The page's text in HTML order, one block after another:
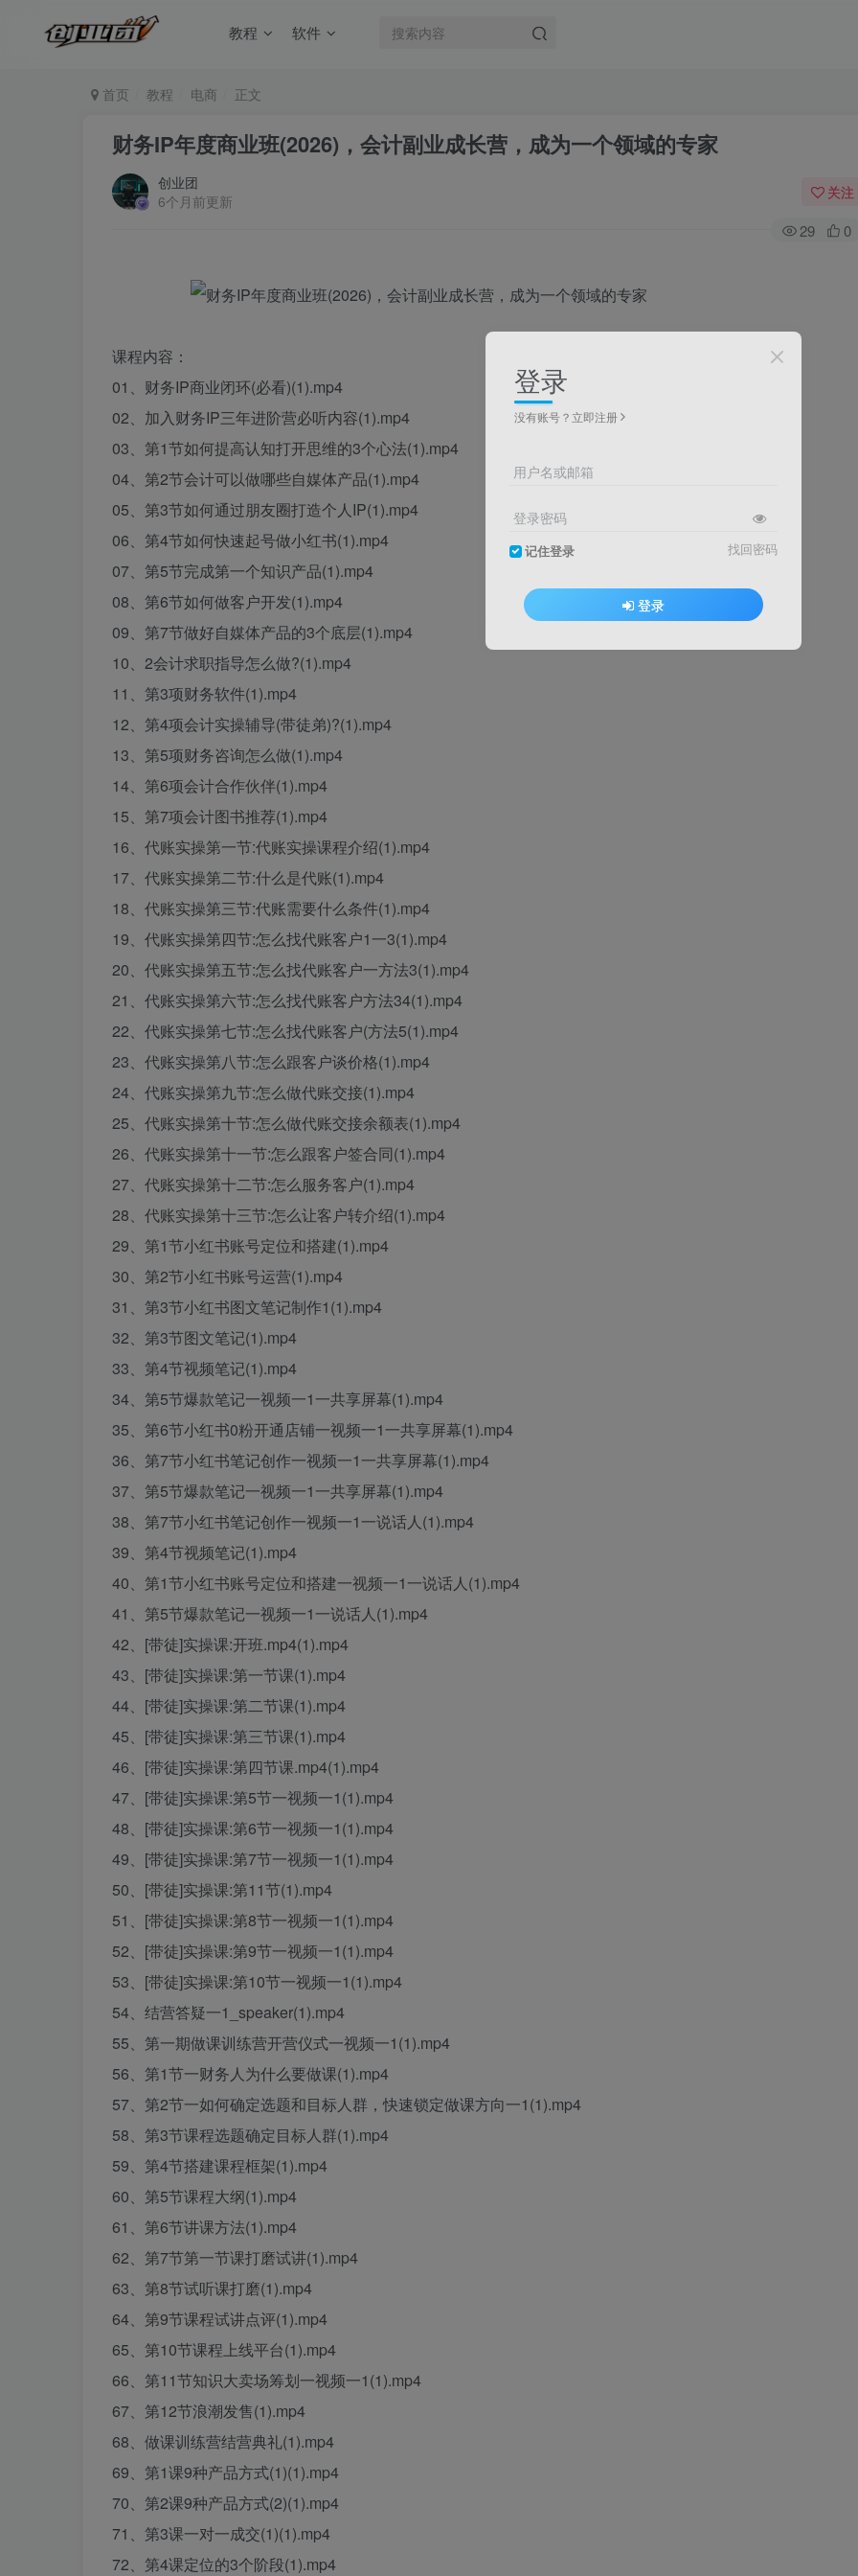
教程 软件
首页 教程 电商 正文
财务IP年度商业班(2026)，会计副业成长营，成为一个领域的专家
创业团
6个月前更新
关注
29 0
课程内容：
01、财务IP商业闭环(必看)(1).mp4
02、加入财务IP三年进阶营必听内容(1).mp4
03、第1节如何提高认知打开思维的3个心法(1).mp4
04、第2节会计可以做哪些自媒体产品(1).mp4
05、第3节如何通过朋友圈打造个人IP(1).mp4
06、第4节如何快速起号做小红书(1).mp4
07、第5节完成第一个知识产品(1).mp4
08、第6节如何做客户开发(1).mp4
09、第7节做好自媒体产品的3个底层(1).mp4
10、2会计求职指导怎么做?(1).mp4
11、第3项财务软件(1).mp4
12、第4项会计实操辅导(带徒弟)?(1).mp4
13、第5项财务咨询怎么做(1).mp4
14、第6项会计合作伙伴(1).mp4
15、第7项会计图书推荐(1).mp4
16、代账实操第一节:代账实操课程介绍(1).mp4
17、代账实操第二节:什么是代账(1).mp4
18、代账实操第三节:代账需要什么条件(1).mp4
19、代账实操第四节:怎么找代账客户1一3(1).mp4
20、代账实操第五节:怎么找代账客户一方法3(1).mp4
21、代账实操第六节:怎么找代账客户方法34(1).mp4
22、代账实操第七节:怎么找代账客户(方法5(1).mp4
23、代账实操第八节:怎么跟客户谈价格(1).mp4
24、代账实操第九节:怎么做代账交接(1).mp4
25、代账实操第十节:怎么做代账交接余额表(1).mp4
26、代账实操第十一节:怎么跟客户签合同(1).mp4
27、代账实操第十二节:怎么服务客户(1).mp4
28、代账实操第十三节:怎么让客户转介绍(1).mp4
29、第1节小红书账号定位和搭建(1).mp4
30、第2节小红书账号运营(1).mp4
31、第3节小红书图文笔记制作1(1).mp4
32、第3节图文笔记(1).mp4
33、第4节视频笔记(1).mp4
34、第5节爆款笔记一视频一1一共享屏幕(1).mp4
35、第6节小红书0粉开通店铺一视频一1一共享屏幕(1).mp4
36、第7节小红书笔记创作一视频一1一共享屏幕(1).mp4
37、第5节爆款笔记一视频一1一共享屏幕(1).mp4
38、第7节小红书笔记创作一视频一1一说话人(1).mp4
39、第4节视频笔记(1).mp4
40、第1节小红书账号定位和搭建一视频一1一说话人(1).mp4
41、第5节爆款笔记一视频一1一说话人(1).mp4
42、[带徒]实操课:开班.mp4(1).mp4
43、[带徒]实操课:第一节课(1).mp4
44、[带徒]实操课:第二节课(1).mp4
45、[带徒]实操课:第三节课(1).mp4
46、[带徒]实操课:第四节课.mp4(1).mp4
47、[带徒]实操课:第5节一视频一1(1).mp4
48、[带徒]实操课:第6节一视频一1(1).mp4
49、[带徒]实操课:第7节一视频一1(1).mp4
50、[带徒]实操课:第11节(1).mp4
51、[带徒]实操课:第8节一视频一1(1).mp4
52、[带徒]实操课:第9节一视频一1(1).mp4
53、[带徒]实操课:第10节一视频一1(1).mp4
54、结营答疑一1_speaker(1).mp4
55、第一期做课训练营开营仪式一视频一1(1).mp4
56、第1节一财务人为什么要做课(1).mp4
57、第2节一如何确定选题和目标人群，快速锁定做课方向一1(1).mp4
58、第3节课程选题确定目标人群(1).mp4
59、第4节搭建课程框架(1).mp4
60、第5节课程大纲(1).mp4
61、第6节讲课方法(1).mp4
62、第7节第一节课打磨试讲(1).mp4
63、第8节试听课打磨(1).mp4
64、第9节课程试讲点评(1).mp4
65、第10节课程上线平台(1).mp4
66、第11节知识大卖场筹划一视频一1(1).mp4
67、第12节浪潮发售(1).mp4
68、做课训练营结营典礼(1).mp4
69、第1课9种产品方式(1)(1).mp4
70、第2课9种产品方式(2)(1).mp4
71、第3课一对一成交(1)(1).mp4
72、第4课定位的3个阶段(1).mp4
登录
没有账号？立即注册
用户名或邮箱
登录密码
记住登录 找回密码
登录